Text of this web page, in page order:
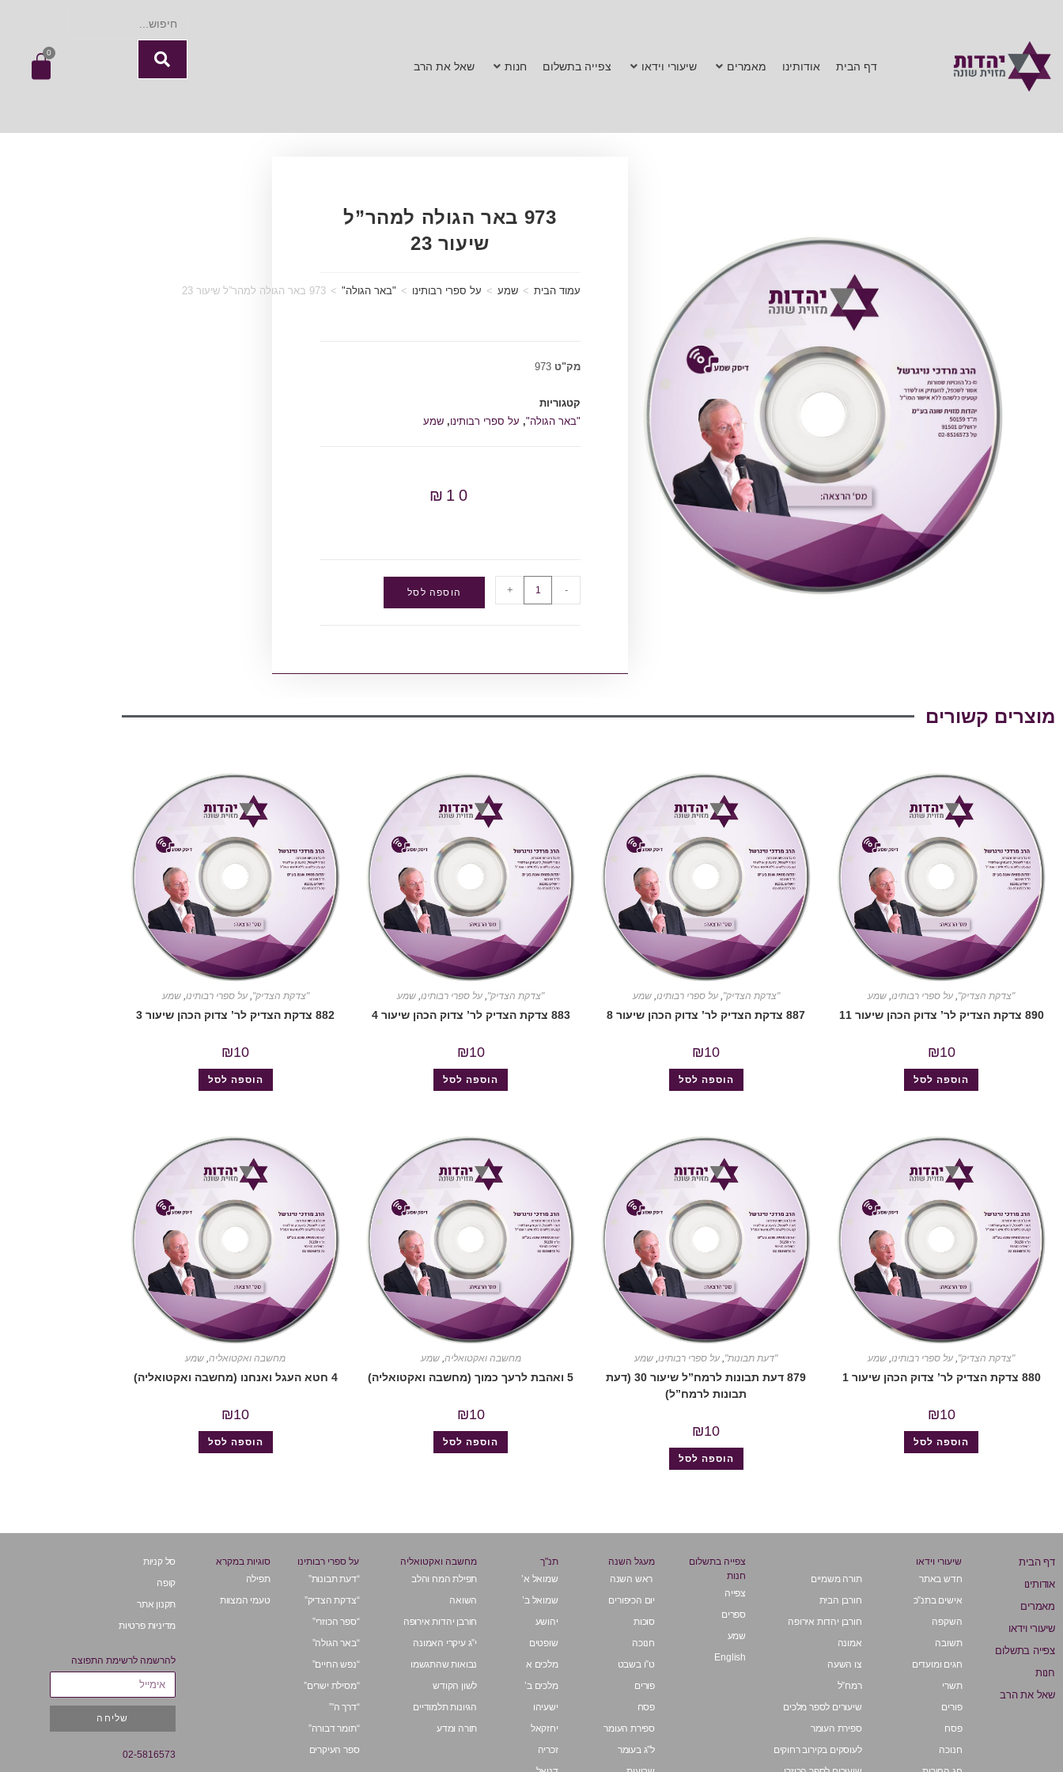
דף הבית אודותינו מאמרים שיעורי וידאו צפייה בתשלום חנות שאל את הרב
0
973 באר הגולה למהר”ל
שיעור 23
עמוד הבית > שמע > על ספרי רבותינו > "באר הגולה" > 973 באר הגולה למהר”ל שיעור 23
מק"ט 973
קטגוריות
"באר הגולה", על ספרי רבותינו, שמע
₪ 10
-
+ הוספה לסל
מוצרים קשורים
"צדקת הצדיק" על ספרי רבותינו, שמע
890 צדקת הצדיק לר’ צדוק הכהן שיעור 11
₪10
הוספה לסל
"צדקת הצדיק" ,על ספרי רבותינו ,שמע
887 צדקת הצדיק לר’ צדוק הכהן שיעור 8
₪10
הוספה לסל
"צדקת הצדיק" על ספרי רבותינו, שמע
883 צדקת הצדיק לר’ צדוק הכהן שיעור 4
₪10
הוספה לסל
"צדקת הצדיק" ,על ספרי רבותינו ,שמע
882 צדקת הצדיק לר’ צדוק הכהן שיעור 3
₪10
הוספה לסל
"צדקת הצדיק", על ספרי רבותינו, שמע
880 צדקת הצדיק לר’ צדוק הכהן שיעור 1
₪10
הוספה לסל
"דעת תבונות", על ספרי רבותינו, שמע
879 דעת תבונות לרמח”ל שיעור 30 (דעת
תבונות לרמח”ל)
₪10
הוספה לסל
מחשבה ואקטואליה,שמע
5 ואהבת לרעך כמוך (מחשבה ואקטואליה)
₪10
הוספה לסל
מחשבה ואקטואליה, שמע
4 חטא העגל ואנחנו (מחשבה ואקטואליה)
₪10
הוספה לסל
דף הבית
אודותינו
מאמרים
שיעורי וידאו
צפייה בתשלום
חנות
שאל את הרב
שיעורי וידאו
חדש באתר
אישים בתנ”כ
השקפה
תשובה
חגים ומועדים
תשרי
פורים
פסח
חנוכה
תורה משמיים
חורבן הבית
חורבן יהדות אירופה
אמונה
צו השעה
רמח”ל
שיעורים לספר מלכים
ספירת העומר
לעוסקים בקירוב רחוקים
צפייה בתשלום
חנות
צפייה
ספרים
שמע
English
מעגל השנה
ראש השנה
יום הכיפורים
סוכות
חנוכה
ט”ו בשבט
פורים
פסח
ספירת העומר
ל”ג בעומר
תנ"ך
שמואל א’
שמואל ב’
יהושע
שופטים
מלכים א
מלכים ב’
ישעיהו
יחזקאל
זכריה
מחשבה ואקטואליה
תפילת המח והלב
השואה
חורבן יהדות אירופה
י”ג עיקרי האמונה
נבואות שהתגשמו
לשון הקודש
הגיונות תלמודיים
תורה ומדע
על ספרי רבותינו
“דעת תבונות”
“צדקת הצדיק”
“ספר הכוזרי”
“באר הגולה”
“נפש החיים”
“מסילת ישרים”
“דרך ה'”
“תומר דבורה”
ספר העיקרים
סוגיות במקרא
תפילה
טעמי המצוות
סל קניות
קופה
תקנון אתר
מדיניות פרטיות
להרשמה לרשימת התפוצה
שליחה
02-5816573